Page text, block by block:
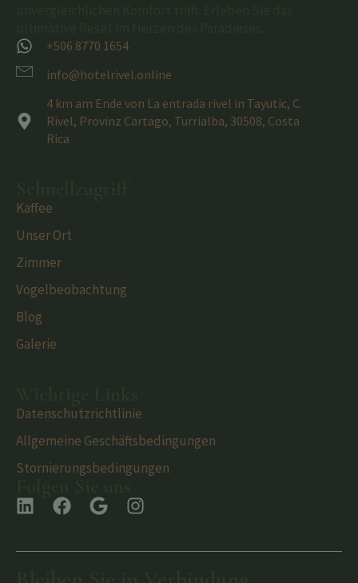
+506 8770 1654
info@hotelrivel.online
4 km am Ende von La entrada rivel in Tayutic, C.
Rivel, Provinz Cartago, Turrialba, 30508, Costa
Rica
Kaffee
Unser Ort
Zimmer
Vogelbeobachtung
Blog
Galerie
Datenschutzrichtlinie
Allgemeine Geschäftsbedingungen
Stornierungsbedingungen